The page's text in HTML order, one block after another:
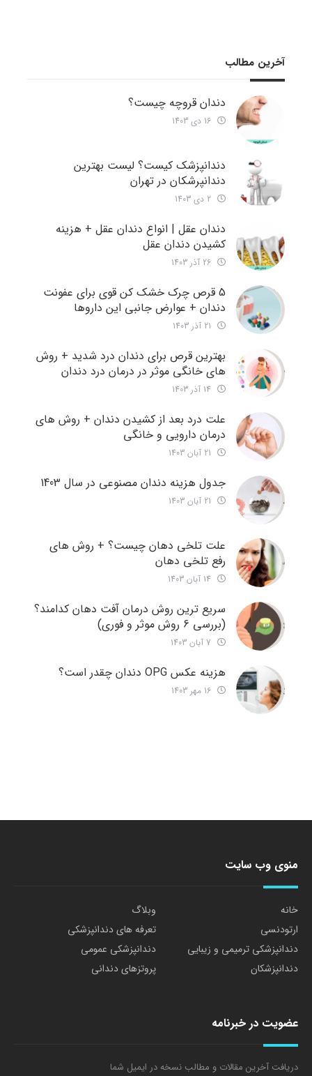
آخرین مطالب
دندان قروچه چیست؟
دندانپزشک کیست؟ لیست بهترین
دندانپرشکان در تهران
دندان عقل | انواع دندان عقل + هزینه
کشیدن دندان عقل
5 قرص چرک خشک کن قوی برای عفونت
دندان + عوارض جانبی این داروها
بهترین قرص برای دندان درد شدید + روش
های خانگی موثر در درمان درد دندان
علت درد بعد از کشیدن دندان + روش های
درمان دارویی و خانگی
جدول هزینه دندان مصنوعی در سال 1403
علت تلخی دهان چیست؟ + روش های
رفع تلخی دهان
سریع ترین روش درمان آفت دهان کدامند؟
(بررسی 6 روش موثر و فوری)
هزینه عکس OPG دندان چقدر است؟
منوی وب سایت
خانه
وبلاگ
ارتودنسی
تعرفه های دندانپزشکی
دندانپزشکی ترمیمی و زیبایی
دندانپزشکی عمومی
دندانپزشکان
پروتزهای دندانی
عضویت در خبرنامه
دریافت آخرین مقالات و مطالب نسخه در ایمیل شما